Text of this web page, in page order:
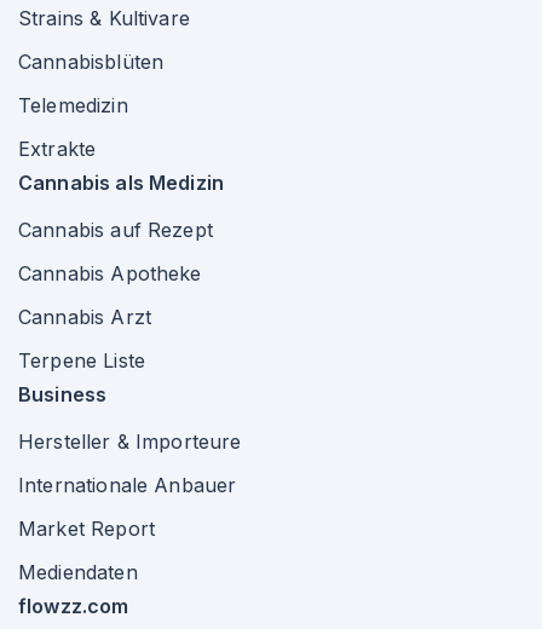
Strains & Kultivare
Cannabisblüten
Telemedizin
Extrakte
Cannabis als Medizin
Cannabis auf Rezept
Cannabis Apotheke
Cannabis Arzt
Terpene Liste
Business
Hersteller & Importeure
Internationale Anbauer
Market Report
Mediendaten
flowzz.com